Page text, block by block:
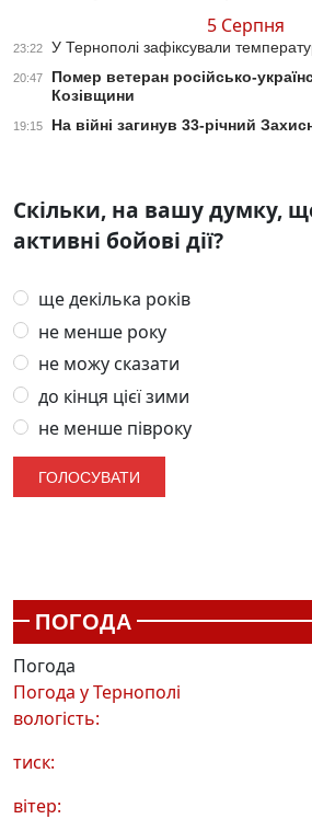
5 Серпня
23:22 У Тернополі зафіксували
20:47
Помер ветеран російсько-
Козівщини
19:15 На війні загинув 33-річний
Скільки, на вашу думку,
активні бойові дії?
ще декілька років
не менше року
не можу сказати
до кінця цієї зими
не менше півроку
ПОГОДА
Погода
Погода уТернополі
вологість:
тиск:
вітер: